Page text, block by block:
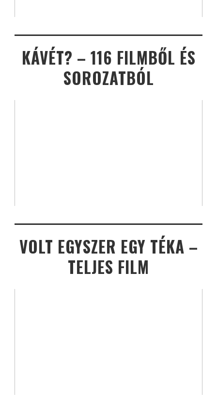
KÁVÉT? – 116 FILMBŐL ÉS
SOROZATBÓL
VOLT EGYSZER EGY TÉKA –
TELJES FILM